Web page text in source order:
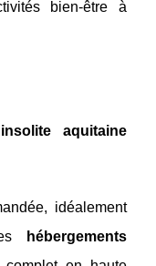
bien-être à
aquitaine
idéalement
hébergements